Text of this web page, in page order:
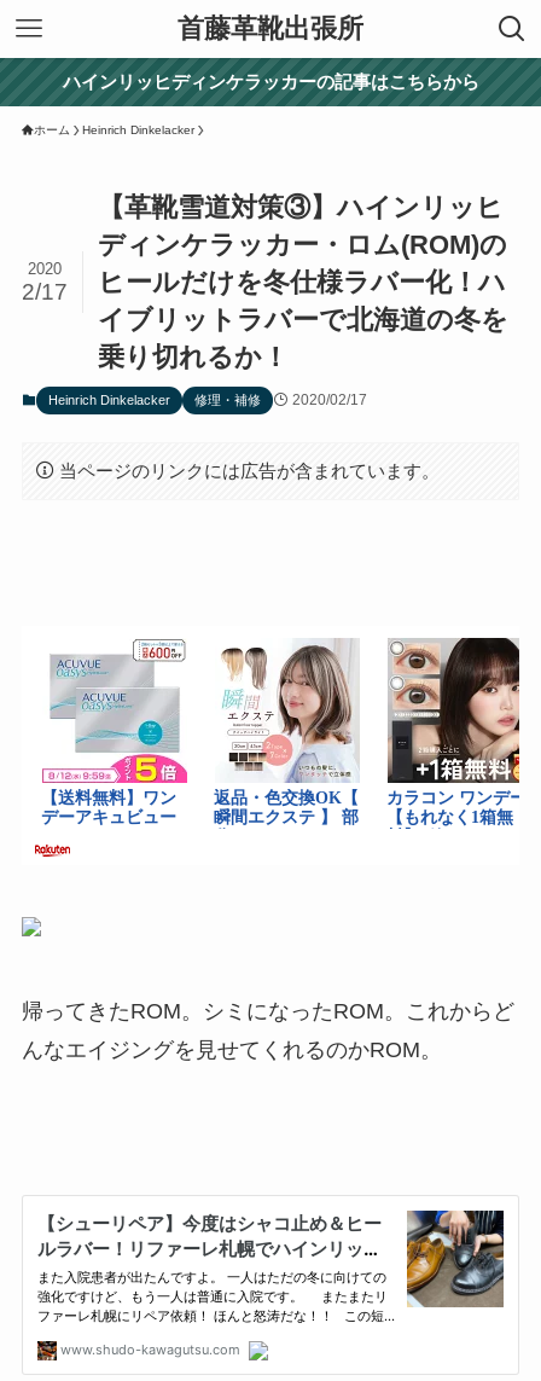
首藤革靴出張所
ハインリッヒディンケラッカーの記事はこちらから
ホーム Heinrich Dinkelacker
【革靴雪道対策③】ハインリッヒ
ディンケラッカー・ロム(ROM)の
ヒールだけを冬仕様ラバー化！ハ
イブリットラバーで北海道の冬を
乗り切れるか！
2020
2/17
Heinrich Dinkelacker 修理・補修 2020/02/17
当ページのリンクには広告が含まれています。
帰ってきたROM。シミになったROM。これからど
んなエイジングを見せてくれるのかROM。